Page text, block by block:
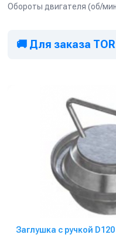
Обороты двигателя (об/
🚚 Для заказа
Заглушка с ручкой D120